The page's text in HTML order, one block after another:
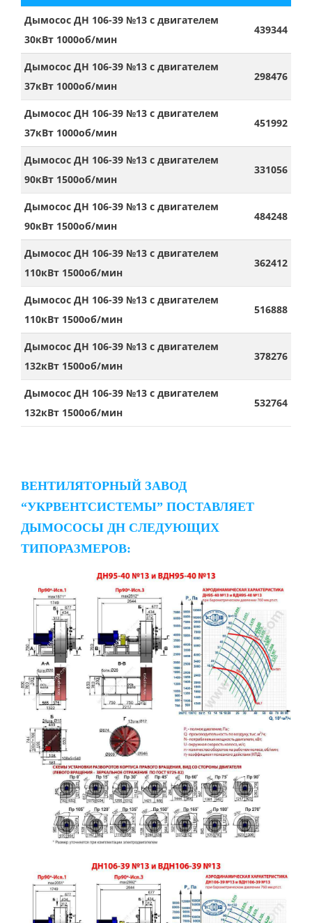
Дымосос ДН 106-39 №13 с двигателем
30кВт 1000об/мин
439344
Дымосос ДН 106-39 №13 с двигателем
37кВт 1000об/мин
298476
Дымосос ДН 106-39 №13 с двигателем
37кВт 1000об/мин
451992
Дымосос ДН 106-39 №13 с двигателем
90кВт 1500об/мин
331056
Дымосос ДН 106-39 №13 с двигателем
90кВт 1500об/мин
484248
Дымосос ДН 106-39 №13 с двигателем
110кВт 1500об/мин
362412
Дымосос ДН 106-39 №13 с двигателем
110кВт 1500об/мин
516888
Дымосос ДН 106-39 №13 с двигателем
132кВт 1500об/мин
378276
Дымосос ДН 106-39 №13 с двигателем
132кВт 1500об/мин
532764
ВЕНТИЛЯТОРНЫЙ ЗАВОД
“УКРВЕНТСИСТЕМЫ” ПОСТАВЛЯЕТ
ДЫМОСОСЫ ДН СЛЕДУЮЩИХ
ТИПОРАЗМЕРОВ: